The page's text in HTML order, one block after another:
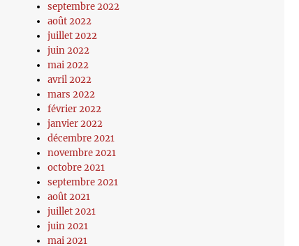
septembre 2022
août 2022
juillet 2022
juin 2022
mai 2022
avril 2022
mars 2022
février 2022
janvier 2022
décembre 2021
novembre 2021
octobre 2021
septembre 2021
août 2021
juillet 2021
juin 2021
mai 2021